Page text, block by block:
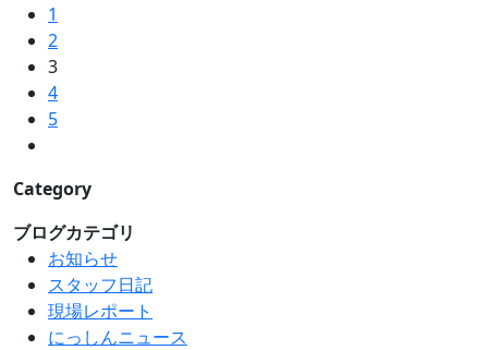
1
2
3
4
5
Category
ブログカテゴリ
お知らせ
スタッフ日記
現場レポート
にっしんニュース